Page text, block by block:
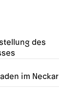
des
im Neckar